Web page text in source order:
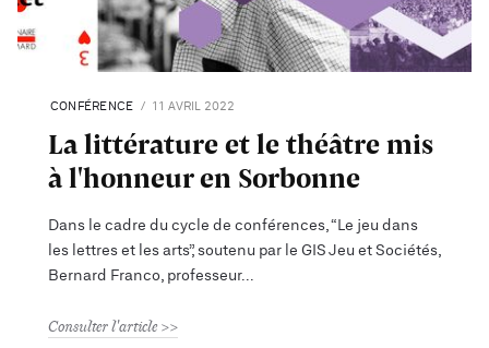
CONFÉRENCE 11 AVRIL 2022
La littérature et le théâtre mis
à l'honneur en Sorbonne
Dans le cadre du cycle de conférences, “Le jeu dans
les lettres et les arts”, soutenu par le GIS Jeu et Sociétés,
Bernard Franco, professeur
Consulter l'article